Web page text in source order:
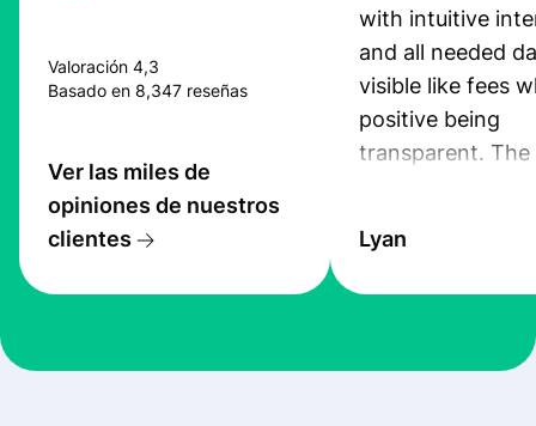
Valoración 4,3
Basado en 8,347 reseñas
Ver las miles de
opiniones de nuestros
clientes
with intuitive
and all needed
visible like fees
positive being
transparent. The
the exchange
at Profee is very
Lyan